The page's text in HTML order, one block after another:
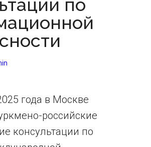
по
года в Москве
российские
консультации по